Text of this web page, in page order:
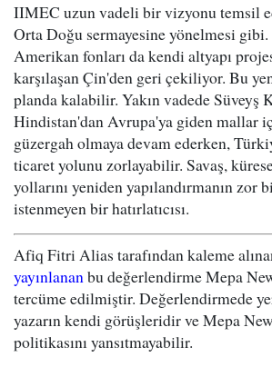
IIMEC uzun vadeli bir vizyonu temsil
Orta Doğu sermayesine yönelmesi gibi.
Amerikan fonları da kendi altyapı
karşılaşan Çin'den geri çekiliyor. Bu
planda kalabilir. Yakın vadede Süveyş
Hindistan'dan Avrupa'ya giden mallar
güzergah olmaya devam ederken,
ticaret yolunu zorlayabilir. Savaş,
yollarını yeniden yapılandırmanın zor
istenmeyen bir hatırlatıcısı.
Afiq Fitri Alias tarafından kaleme
yayınlanan bu değerlendirme Mepa
tercüme edilmiştir. Değerlendirmede
yazarın kendi görüşleridir ve Mepa
politikasını yansıtmayabilir.